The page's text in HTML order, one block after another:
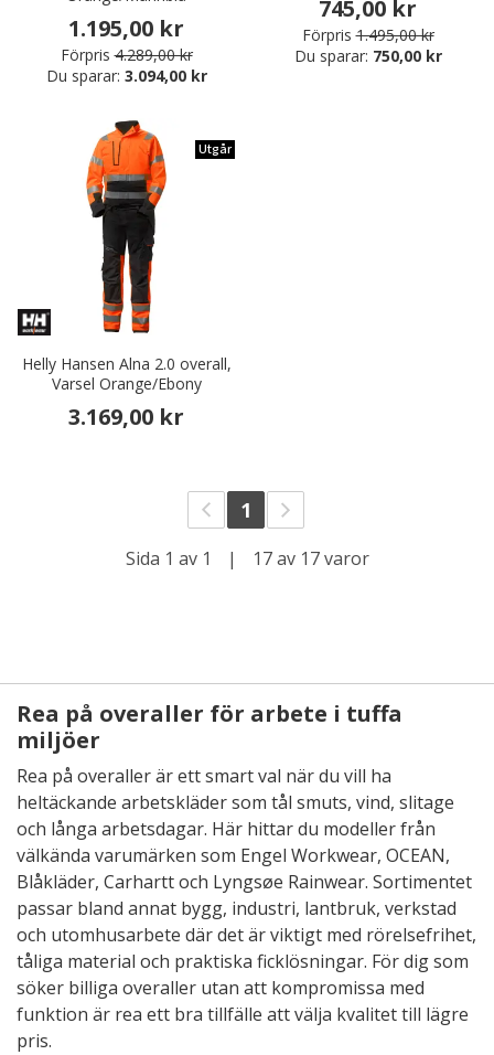
1.195,00 kr
Förpris 4.289,00 kr
Du sparar: 3.094,00 kr
745,00 kr
Förpris 1.495,00 kr
Du sparar: 750,00 kr
Utgår
Helly Hansen Alna 2.0 overall,
Varsel Orange/Ebony
3.169,00 kr
1
Sida 1 av 1 | 17 av 17 varor
Rea på overaller för arbete i tuffa
miljöer
Rea på overaller är ett smart val när du vill ha
heltäckande arbetskläder som tål smuts, vind, slitage
och långa arbetsdagar. Här hittar du modeller från
välkända varumärken som Engel Workwear, OCEAN,
Blåkläder, Carhartt och Lyngsøe Rainwear. Sortimentet
passar bland annat bygg, industri, lantbruk, verkstad
och utomhusarbete där det är viktigt med rörelsefrihet,
tåliga material och praktiska ficklösningar. För dig som
söker billiga overaller utan att kompromissa med
funktion är rea ett bra tillfälle att välja kvalitet till lägre
pris.